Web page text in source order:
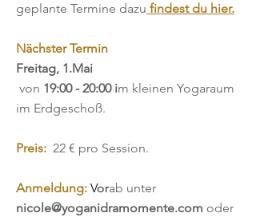
geplante Termine dazu findest du hier.
Nächster Termin
Freitag, 1.Mai
von 19:00 - 20:00 im kleinen Yogaraum
im Erdgeschoß.
Preis: 22 € pro Session.
Anmeldung: Vorab unter
nicole@yoganidramomente.com oder